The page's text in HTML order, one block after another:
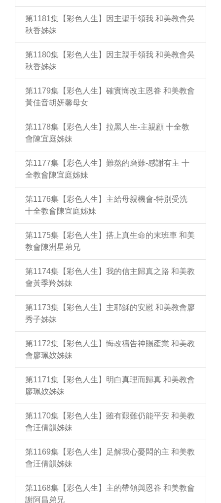
第1181集【彩色人生】因主聖手領我 和美教會吳
秋香姊妹
第1180集【彩色人生】因主親手領我 和美教會吳
秋香姊妹
第1179集【彩色人生】確實悔改主恩眷 和美教會
黃佳音胡妍馨母女
第1178集【彩色人生】拉黑人生-主親顧 十全教
會陳宜庭姊妹
第1177集【彩色人生】難熬的磨難-感謝有主 十
全教會陳宜庭姊妹
第1176集【彩色人生】主給母親機會-特別受洗
十全教會陳宜庭姊妹
第1175集【彩色人生】搭上真生命的末班車 和美
教會陳洲星弟兄
第1174集【彩色人生】我的信主歸真之路 和美教
會黃季羚姊妹
第1173集【彩色人生】主耶穌的安慰 和美教會廖
秀子姊妹
第1172集【彩色人生】悔改禱告神賜產業 和美教
會廖珮妏姊妹
第1171集【彩色人生】明白真理而歸真 和美教會
廖珮妏姊妹
第1170集【彩色人生】雖有艱難仍能平安 和美教
會汪倩韻姊妹
第1169集【彩色人生】足解我心憂悶的主 和美教
會汪倩韻姊妹
第1168集【彩色人生】主的帶領與恩眷 和美教會
謝阿昌弟兄